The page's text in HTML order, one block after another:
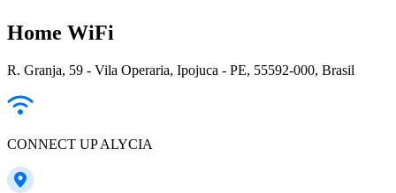
Home WiFi
R. Granja, 59 - Vila Operaria, Ipojuca - PE, 55592-000, Brasil
CONNECT UP ALYCIA